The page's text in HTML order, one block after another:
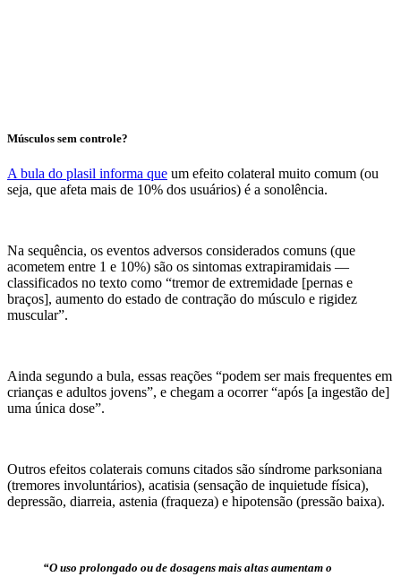
Músculos sem controle?
A bula do plasil informa que um efeito colateral muito comum (ou
seja, que afeta mais de 10% dos usuários) é a sonolência.
Na sequência, os eventos adversos considerados comuns (que
acometem entre 1 e 10%) são os sintomas extrapiramidais —
classificados no texto como “tremor de extremidade [pernas e
braços], aumento do estado de contração do músculo e rigidez
muscular”.
Ainda segundo a bula, essas reações “podem ser mais frequentes em
crianças e adultos jovens”, e chegam a ocorrer “após [a ingestão de]
uma única dose”.
Outros efeitos colaterais comuns citados são síndrome parksoniana
(tremores involuntários), acatisia (sensação de inquietude física),
depressão, diarreia, astenia (fraqueza) e hipotensão (pressão baixa).
“O uso prolongado ou de dosagens mais altas aumentam o